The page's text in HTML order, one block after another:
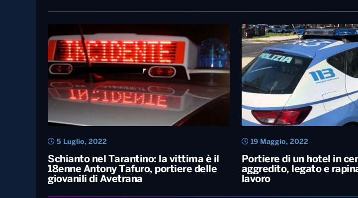
Schianto nel Tarantino: la vittima è il
18enne Antony Tafuro, portiere delle
giovanili di Avetrana
5 Luglio, 2022
Portiere di un hotel in
aggredito, legato e
lavoro
19 Maggio, 2022